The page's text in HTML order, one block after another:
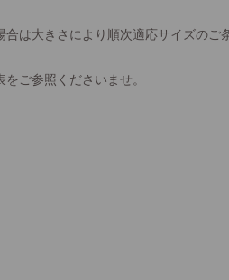
は大きさにより順次適応サイズのご
ご参照くださいませ。